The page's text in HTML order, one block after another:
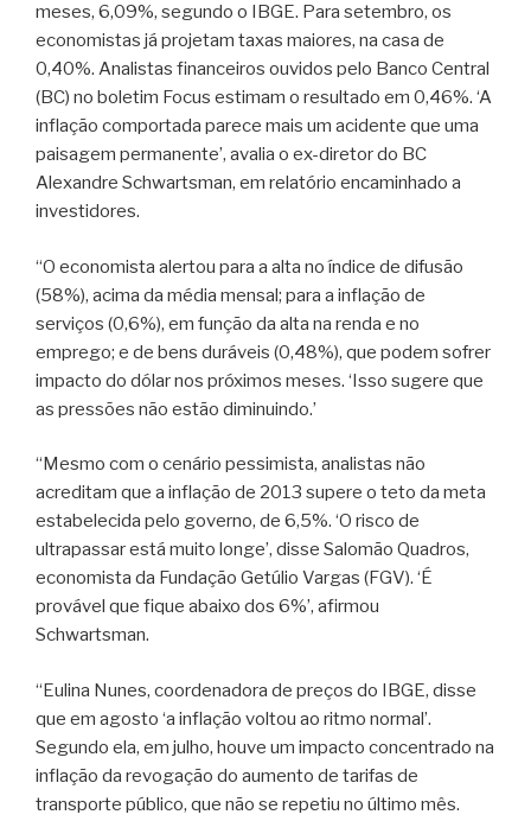
meses, 6,09%, segundo o IBGE. Para setembro, os
economistas já projetam taxas maiores, na casa de
0,40%. Analistas financeiros ouvidos pelo Banco Central
(BC) no boletim Focus estimam o resultado em 0,46%. ‘A
inflação comportada parece mais um acidente que uma
paisagem permanente’, avalia o ex-diretor do BC
Alexandre Schwartsman, em relatório encaminhado a
investidores.
“O economista alertou para a alta no índice de difusão
(58%), acima da média mensal; para a inflação de
serviços (0,6%), em função da alta na renda e no
emprego; e de bens duráveis (0,48%), que podem sofrer
impacto do dólar nos próximos meses. ‘Isso sugere que
as pressões não estão diminuindo.’
“Mesmo com o cenário pessimista, analistas não
acreditam que a inflação de 2013 supere o teto da meta
estabelecida pelo governo, de 6,5%. ‘O risco de
ultrapassar está muito longe’, disse Salomão Quadros,
economista da Fundação Getúlio Vargas (FGV). ‘É
provável que fique abaixo dos 6%’, afirmou
Schwartsman.
“Eulina Nunes, coordenadora de preços do IBGE, disse
que em agosto ‘a inflação voltou ao ritmo normal’.
Segundo ela, em julho, houve um impacto concentrado na
inflação da revogação do aumento de tarifas de
transporte público, que não se repetiu no último mês.